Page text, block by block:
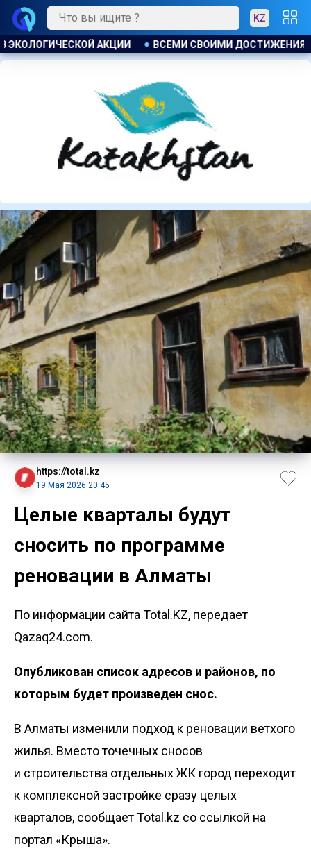
KZ
ДОСТИЖЕНИЯМИ КРАЙ ОБЯЗАН ЭНЕРГИИ СВОИХ ГРАЖДАН .
https://total.kz
19 Мая 2026 20:45
Целые кварталы будут
сносить по программе
реновации в Алматы
По информации сайта Total.KZ, передает
Qazaq24.com.
Опубликован список адресов и районов, по
которым будет произведен снос.
В Алматы изменили подход к реновации ветхого
жилья. Вместо точечных сносов
и строительства отдельных ЖК город переходит
к комплексной застройке сразу целых
кварталов, сообщает Total.kz со ссылкой на
портал «Крыша».